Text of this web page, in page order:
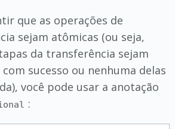
que as operações de
sejam atômicas (ou seja,
da transferência sejam
sucesso ou nenhuma delas
você pode usar a anotação
: